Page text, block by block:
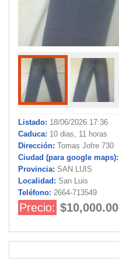
Listado: 18/06/2026 17:36
Caduca: 10 dias, 11 horas
Dirección: Tomas Jofre 730
Ciudad (para google maps):
Provincia: SAN LUIS
Localidad: San Luis
Teléfono: 2664-713549
Precio: $10,000.00